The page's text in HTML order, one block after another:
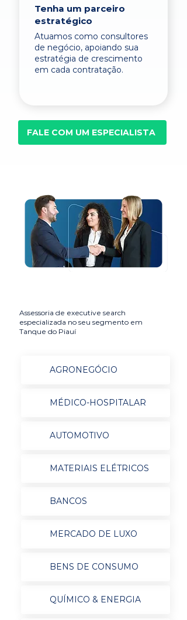
Tenha um parceiro
estratégico
Atuamos como consultores
de negócio, apoiando sua
estratégia de crescimento
em cada contratação.
FALE COM UM ESPECIALISTA
Assessoria de executive search
especializada no seu segmento em
Tanque do Piauí
AGRONEGÓCIO
MÉDICO-HOSPITALAR
AUTOMOTIVO
MATERIAIS ELÉTRICOS
BANCOS
MERCADO DE LUXO
BENS DE CONSUMO
QUÍMICO & ENERGIA